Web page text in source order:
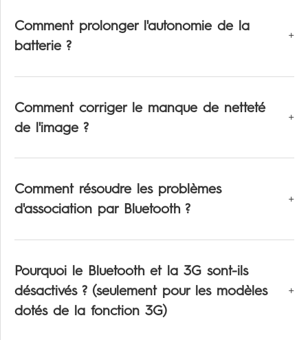
Comment prolonger l'autonomie de la
batterie ?
Comment corriger le manque de netteté
de l'image ?
Comment résoudre les problèmes
d'association par Bluetooth ?
Pourquoi le Bluetooth et la 3G sont-ils
désactivés ? (seulement pour les modèles
dotés de la fonction 3G)